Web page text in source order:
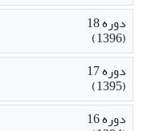
دوره 18
(1396)
دوره 17
(1395)
دوره 16